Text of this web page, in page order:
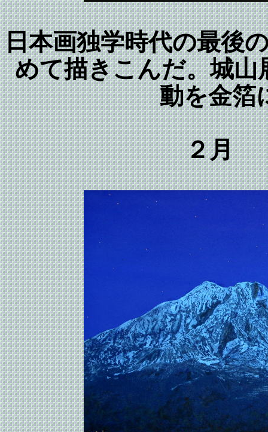
日本画独学時代の最後
めて描きこんだ。城山
動を金箔
２月